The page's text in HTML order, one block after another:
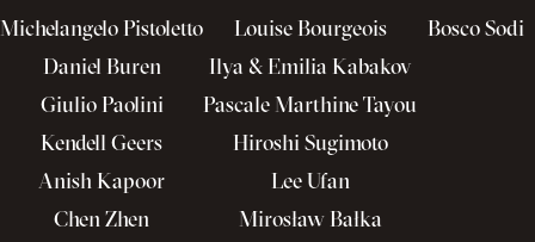
Michelangelo Pistoletto
Daniel Buren
Giulio Paolini
Kendell Geers
Anish Kapoor
Chen Zhen
Louise Bourgeois
Ilya & Emilia Kabakov
Pascale Marthine Tayou
Hiroshi Sugimoto
Lee Ufan
Mirosław Bałka
Bosco Sodi